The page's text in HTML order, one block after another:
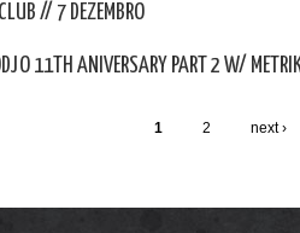
// 7 DEZEMBRO
11TH ANIVERSARY PART 2 W/
1 2 next ›